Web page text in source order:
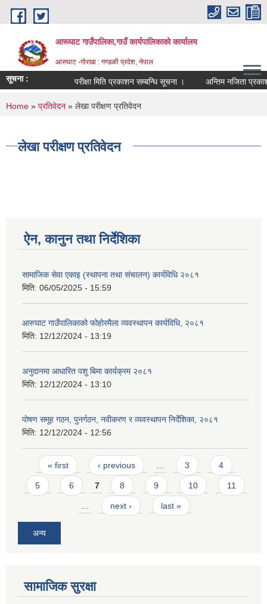
Skip to main content
आरूघाट गाउँपालिका,गाउँ कार्यपालिकाको कार्यालय
आरुघाट -गोरखा : गण्डकी प्रदेश, नेपाल
सूचना : परीक्षा मिति प्रकाशन सम्बन्धि सूचना । अन्तिम नजिता प्रकाशन
You are here
Home » प्रतिवेदन » लेखा परीक्षण प्रतिवेदन
लेखा परीक्षण प्रतिवेदन
ऐन, कानुन तथा निर्देशिका
सामाजिक सेवा एकाइ (स्थापना तथा संचालन) कार्यविधि २०८१
मिति: 06/05/2025 - 15:59
आरुघाट गाउँपालिकाको फोहोरमैला व्यवस्थापन कार्यविधि, २०८१
मिति: 12/12/2024 - 13:19
अनुदानमा आधारित पशु बिमा कार्यक्रम २०८१
मिति: 12/12/2024 - 13:10
पोषण समूह गठन, पुनर्गठन, नवीकरण र व्यवस्थापन निर्देशिका, २०८१
मिति: 12/12/2024 - 12:56
Pages
« first ‹ previous 3 4
5 6 7 8 9 10 11
next › last »
अन्य
सामाजिक सुरक्षा